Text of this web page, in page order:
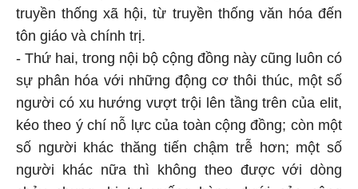
truyền thống xã hội, từ truyền thống văn hóa đến
tôn giáo và chính trị.
- Thứ hai, trong nội bộ cộng đồng này cũng luôn có
sự phân hóa với những động cơ thôi thúc, một số
người có xu hướng vượt trội lên tầng trên của elit,
kéo theo ý chí nỗ lực của toàn cộng đồng; còn một
số người khác thăng tiến chậm trễ hơn; một số
người khác nữa thì không theo được với dòng